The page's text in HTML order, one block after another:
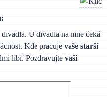
U divadla na mne čeká
Kde pracujevaše starší
líbí. Pozdravujtevaši